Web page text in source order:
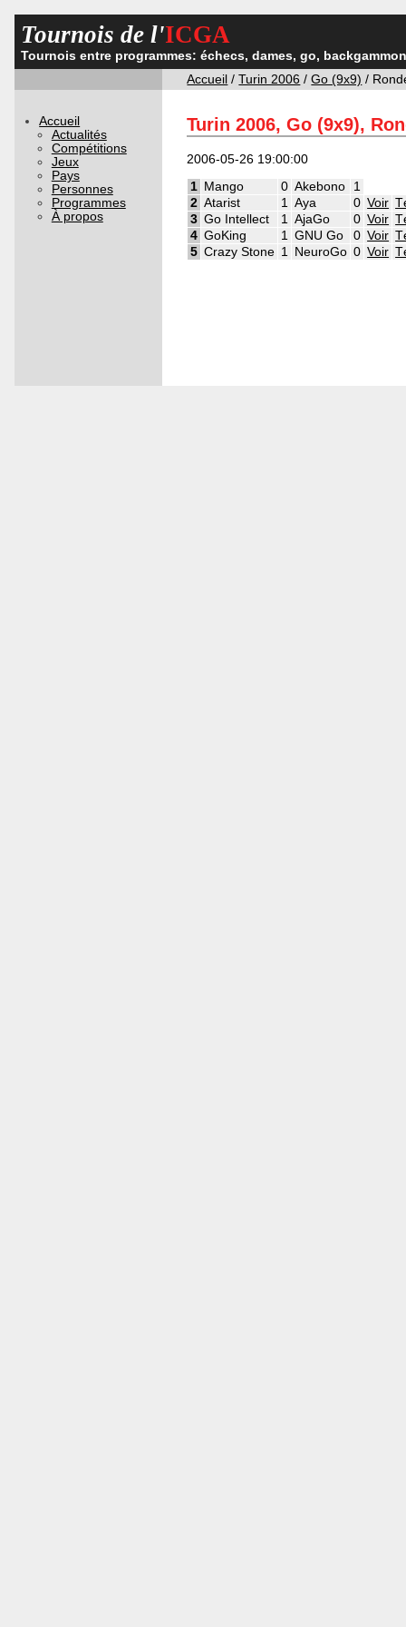
Tournois de l'ICGA
Tournois entre programmes: échecs, dames, go,
Accueil /Turin 2006 /Go (9x9) /
Accueil
Actualités
Compétitions
Jeux
Pays
Personnes
Programmes
À propos
Turin 2006, Go (9x9),
2006-05-26 19:00:00
1 Mango 0 Akebono
1
2 Atarist 1 Aya 0 Voir
3 Go Intellect 1 AjaGo 0 Voir
4 GoKing 1 GNU Go 0 Voir
5 Crazy Stone 1 NeuroGo 0 Voir